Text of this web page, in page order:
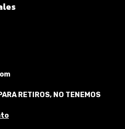
RETIROS, NO TENEMOS